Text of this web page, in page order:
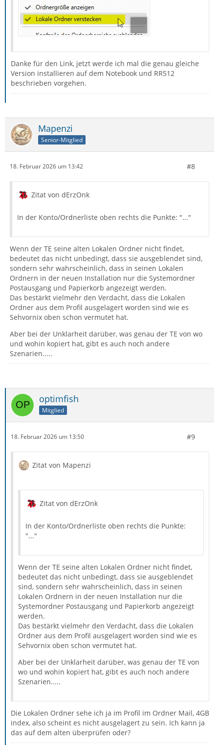
Danke für den Link, jetzt werde ich mal die genau gleiche
Version installieren auf dem Notebook und RR512
beschrieben vorgehen.
Mapenzi
Senior-Mitglied
18. Februar 2026 um 13:42 #8
Zitat von dErzOnk
In der Konto/Ordnerliste oben rechts die Punkte: "..."
Wenn der TE seine alten Lokalen Ordner nicht findet,
bedeutet das nicht unbedingt, dass sie ausgeblendet sind,
sondern sehr wahrscheinlich, dass in seinen Lokalen
Ordnern in der neuen Installation nur die Systemordner
Postausgang und Papierkorb angezeigt werden.
Das bestärkt vielmehr den Verdacht, dass die Lokalen
Ordner aus dem Profil ausgelagert worden sind wie es
Sehvornix oben schon vermutet hat.
Aber bei der Unklarheit darüber, was genau der TE von wo
und wohin kopiert hat, gibt es auch noch andere
Szenarien.....
optimfish
Mitglied
18. Februar 2026 um 13:50 #9
Zitat von Mapenzi
Zitat von dErzOnk
In der Konto/Ordnerliste oben rechts die Punkte:
"..."
Wenn der TE seine alten Lokalen Ordner nicht findet,
bedeutet das nicht unbedingt, dass sie ausgeblendet
sind, sondern sehr wahrscheinlich, dass in seinen
Lokalen Ordnern in der neuen Installation nur die
Systemordner Postausgang und Papierkorb angezeigt
werden.
Das bestärkt vielmehr den Verdacht, dass die Lokalen
Ordner aus dem Profil ausgelagert worden sind wie es
Sehvornix oben schon vermutet hat.
Aber bei der Unklarheit darüber, was genau der TE von
wo und wohin kopiert hat, gibt es auch noch andere
Szenarien.....
Die Lokalen Ordner sehe ich ja im Profil im Ordner Mail, 4GB
index, also scheint es nicht ausgelagert zu sein. Ich kann ja
das auf dem alten überprüfen oder?